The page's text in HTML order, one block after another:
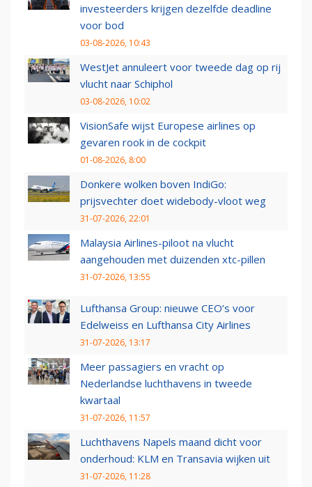
investeerders krijgen dezelfde deadline
voor bod
03-08-2026, 10:43
WestJet annuleert voor tweede dag op rij
vlucht naar Schiphol
03-08-2026, 10:02
VisionSafe wijst Europese airlines op
gevaren rook in de cockpit
01-08-2026, 8:00
Donkere wolken boven IndiGo:
prijsvechter doet widebody-vloot weg
31-07-2026, 22:01
Malaysia Airlines-piloot na vlucht
aangehouden met duizenden xtc-pillen
31-07-2026, 13:55
Lufthansa Group: nieuwe CEO’s voor
Edelweiss en Lufthansa City Airlines
31-07-2026, 13:17
Meer passagiers en vracht op
Nederlandse luchthavens in tweede
kwartaal
31-07-2026, 11:57
Luchthavens Napels maand dicht voor
onderhoud: KLM en Transavia wijken uit
31-07-2026, 11:28